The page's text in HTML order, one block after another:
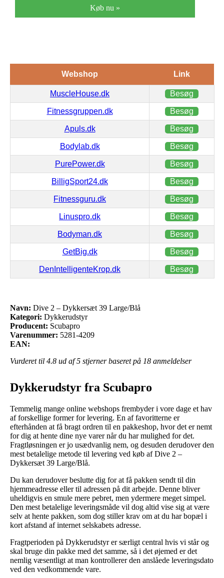
Køb nu »
Webshop Link
MuscleHouse.dk Besøg
Fitnessgruppen.dk Besøg
Apuls.dk Besøg
Bodylab.dk Besøg
PurePower.dk Besøg
BilligSport24.dk Besøg
Fitnessguru.dk Besøg
Linuspro.dk Besøg
Bodyman.dk Besøg
GetBig.dk Besøg
DenIntelligenteKrop.dk Besøg
Navn: Dive 2 – Dykkersæt 39 Large/Blå
Kategori: Dykkerudstyr
Producent: Scubapro
Varenummer: 5281-4209
EAN:
Vurderet til 4.8 ud af 5 stjerner baseret på 18 anmeldelser
Dykkerudstyr fra Scubapro
Temmelig mange online webshops frembyder i vore dage et hav
af forskellige former for levering. En af favoritterne er
efterhånden at få bragt ordren til en pakkeshop, hvor det er nemt
for dig at hente dine nye varer når du har mulighed for det.
Fragtløsningen er jo usædvanlig nem, og desuden derudover den
mest betalelige metode til levering ved køb af Dive 2 –
Dykkersæt 39 Large/Blå.
Du kan derudover beslutte dig for at få pakken sendt til din
hjemmeadresse eller til adressen på dit arbejde. Denne bliver
uheldigvis en smule mere pebret, men ydermere meget simpel.
Den mest betalelige leveringsmåde vil dog altid vise sig at være
selv at hente pakken, som dog stiller krav om at du har bopæl i
kort afstand af internet selskabets adresse.
Fragtperioden på Dykkerudstyr er særligt central hvis vi står og
skal bruge din pakke med det samme, så i det øjemed er det
nemlig væsentligt at man kontrollerer den anslåede leveringsdato
ved den vedkommende vare.